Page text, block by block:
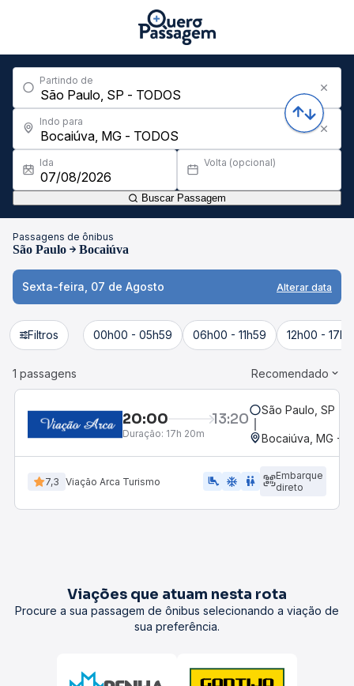
Partindo de
Indo para
Ida Volta (opcional)
Buscar Passagem
Passagens de ônibus
São Paulo Bocaiúva
Sexta-feira, 07 de Agosto Alterar data
Filtros 00h00 - 05h59 06h00 - 11h59 12h00 -
1 passagens Recomendado
20:00 13:20
Duração: 17h 20m
São Paulo, SP -
Bocaiúva, MG -
7,3 Viação Arca Turismo airline_seat_legroom_extra ac_unit WC
Embarque
direto
Viações que atuam nesta rota
Procure a sua passagem de ônibus selecionando a viação de
sua preferência.